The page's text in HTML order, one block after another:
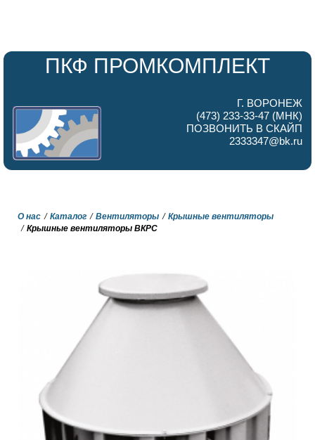
Г. ВОРОНЕЖ
(473) 233-33-47 (МНК)
ПОЗВОНИТЬ В СКАЙП
2333347@bk.ru
ПКФ ПРОМКОМПЛЕКТ
О нас Каталог Вентиляторы
Крышные вентиляторы
Крышные вентиляторы ВКРС